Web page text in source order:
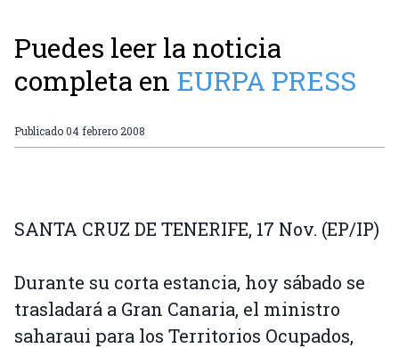
Puedes leer la noticia
completa en EURPA PRESS
Publicado04 febrero 2008
SANTA CRUZ DE TENERIFE, 17 Nov. (EP/IP)
Durante su corta estancia, hoy sábado se
trasladará a Gran Canaria, el ministro
saharaui para los Territorios Ocupados,